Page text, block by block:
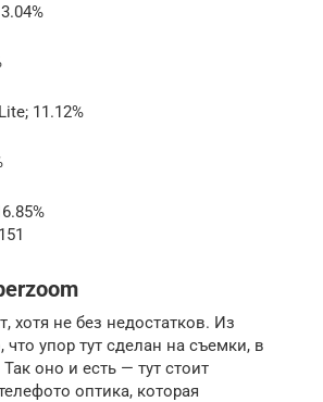
11.12%
хотя не без недостатков. Из
что упор тут сделан на съемки, в
оно и есть — тут стоит
оптика, которая